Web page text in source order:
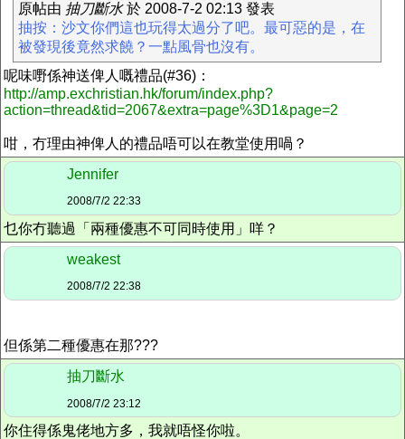
原帖由 抽刀斷水於 2008-7-2 02:13 發表
抽按：沙文你們這也玩得太過分了吧。最可惡的是，在
被發現後竟然求饒？一點風骨也沒有。
呢味嘢係神送俾人嘅禮品(#36)：
http://amp.exchristian.hk/forum/index.php?
action=thread&tid=2067&extra=page%3D1&page=2
咁，冇理由神俾人的禮品唔可以在教堂使用喎？
Jennifer
2008/7/2 22:33
乜你冇聽過「兩種優惠不可同時使用」咩？
weakest
2008/7/2 22:38
但係第二種優惠在那???
抽刀斷水
2008/7/2 23:12
你住得係鬼佬地方多，我就唔怪你啦。